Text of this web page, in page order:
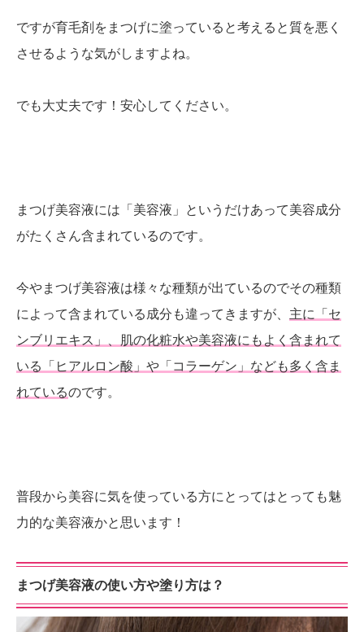
ですが育毛剤をまつげに塗っていると考えると質を悪く
させるような気がしますよね。
でも大丈夫です！安心してください。
まつげ美容液には「美容液」というだけあって美容成分
がたくさん含まれているのです。
今やまつげ美容液は様々な種類が出ているのでその種類
によって含まれている成分も違ってきますが、 主に「セ
ンブリエキス」、肌の化粧水や美容液にもよく含まれて
いる「ヒアルロン酸」や「コラーゲン」なども多く含ま
れているのです。
普段から美容に気を使っている方にとってはとっても魅
力的な美容液かと思います！
まつげ美容液の使い方や塗り方は？